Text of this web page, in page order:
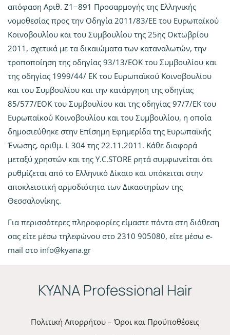
απόφαση Αριθ. Z1−891 Προσαρμογής της Ελληνικής
νομοθεσίας προς την Οδηγία 2011/83/ΕΕ του Ευρωπαϊκού
Κοινοβουλίου και του Συμβουλίου της 25ης Οκτωβρίου
2011, σχετικά με τα δικαιώματα των καταναλωτών, την
τροποποίηση της οδηγίας 93/13/ΕΟΚ του Συμβουλίου και
της οδηγίας 1999/44/ ΕΚ του Ευρωπαϊκού Κοινοβουλίου
και του Συμβουλίου και την κατάργηση της οδηγίας
85/577/ΕΟΚ του Συμβουλίου και της οδηγίας 97/7/ΕΚ του
Ευρωπαϊκού Κοινοβουλίου και του Συμβουλίου, η οποία
δημοσιεύθηκε στην Επίσημη Εφημερίδα της Ευρωπαϊκής
Ένωσης, αριθμ. L 304 της 22.11.2011. Κάθε διαφορά
μεταξύ χρηστών και της Y.C.STORE ρητά συμφωνείται ότι
ρυθμίζεται από το Ελληνικό Δίκαιο και υπόκειται στην
αποκλειστική αρμοδιότητα των Δικαστηρίων της
Θεσσαλονίκης.
Για περισσότερες πληροφορίες είμαστε πάντα στη διάθεση
σας είτε μέσω τηλεφώνου στο 2310 905080, είτε μέσω e-
mail στο info@kyana.gr
ΚYANA Professional Hair
Πολιτική Απορρήτου – Όροι και Προϋποθέσεις